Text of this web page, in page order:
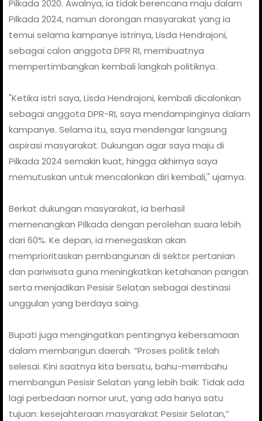
Pilkada 2020. Awalnya, ia tidak berencana maju dalam
Pilkada 2024, namun dorongan masyarakat yang ia
temui selama kampanye istrinya, Lisda Hendrajoni,
sebagai calon anggota DPR RI, membuatnya
mempertimbangkan kembali langkah politiknya.
"Ketika istri saya, Lisda Hendrajoni, kembali dicalonkan
sebagai anggota DPR-RI, saya mendampinginya dalam
kampanye. Selama itu, saya mendengar langsung
aspirasi masyarakat. Dukungan agar saya maju di
Pilkada 2024 semakin kuat, hingga akhirnya saya
memutuskan untuk mencalonkan diri kembali," ujarnya.
Berkat dukungan masyarakat, ia berhasil
memenangkan Pilkada dengan perolehan suara lebih
dari 60%. Ke depan, ia menegaskan akan
memprioritaskan pembangunan di sektor pertanian
dan pariwisata guna meningkatkan ketahanan pangan
serta menjadikan Pesisir Selatan sebagai destinasi
unggulan yang berdaya saing.
Bupati juga mengingatkan pentingnya kebersamaan
dalam membangun daerah. “Proses politik telah
selesai. Kini saatnya kita bersatu, bahu-membahu
membangun Pesisir Selatan yang lebih baik. Tidak ada
lagi perbedaan nomor urut, yang ada hanya satu
tujuan: kesejahteraan masyarakat Pesisir Selatan,”